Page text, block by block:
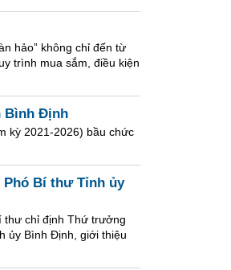
hảo” không chỉ đến từ
trình mua sắm, điều kiện
Bình Định
kỳ 2021-2026) bầu chức
Phó Bí thư Tỉnh ủy
thư chỉ định Thứ trưởng
ủy Bình Định, giới thiệu